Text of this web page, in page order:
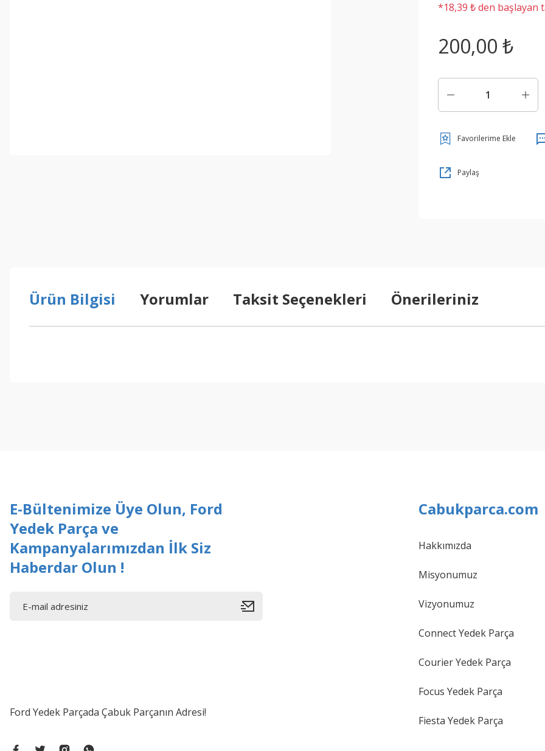
*18,39 ₺ den başlayan
200,00 ₺
Paylaş
Ürün Bilgisi Yorumlar Taksit Seçenekleri Önerileriniz
E-Bültenimize Üye Olun, Ford
Yedek Parça ve
Kampanyalarımızdan İlk Siz
Haberdar Olun !
Ford Yedek Parçada Çabuk Parçanın Adresi!
Cabukparca.com
Hakkımızda
Misyonumuz
Vizyonumuz
Connect Yedek Parça
Courier Yedek Parça
Focus Yedek Parça
Fiesta Yedek Parça